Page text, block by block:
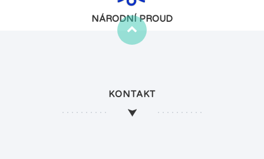
NÁRODNÍ PROUD
KONTAKT